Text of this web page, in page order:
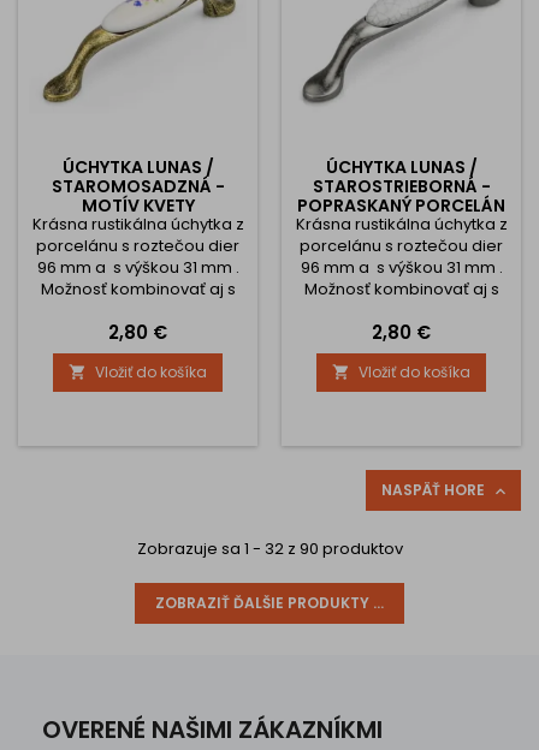
ÚCHYTKA LUNAS /
STAROMOSADZNÁ -
MOTÍV KVETY
Krásna rustikálna úchytka z
porcelánu s roztečou dier
96 mm a s výškou 31 mm .
Možnosť kombinovať aj s
Cena
2,80 €
 Vložiť do košíka
ÚCHYTKA LUNAS /
STAROSTRIEBORNÁ -
POPRASKANÝ PORCELÁN
Krásna rustikálna úchytka z
porcelánu s roztečou dier
96 mm a s výškou 31 mm .
Možnosť kombinovať aj s
Cena
2,80 €
 Vložiť do košíka
NASPÄŤ HORE 
Zobrazuje sa 1 - 32 z 90 produktov
ZOBRAZIŤ ĎALŠIE PRODUKTY ...
OVERENÉ NAŠIMI ZÁKAZNÍKMI